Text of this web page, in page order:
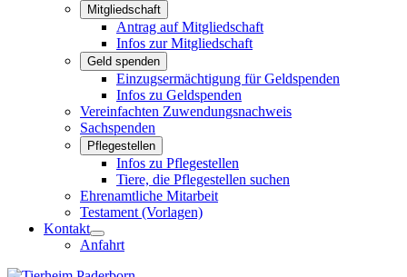
Mitgliedschaft
Antrag auf Mitgliedschaft
Infos zur Mitgliedschaft
Geld spenden
Einzugsermächtigung für Geldspenden
Infos zu Geldspenden
Vereinfachten Zuwendungsnachweis
Sachspenden
Pflegestellen
Infos zu Pflegestellen
Tiere, die Pflegestellen suchen
Ehrenamtliche Mitarbeit
Testament (Vorlagen)
Kontakt
Anfahrt